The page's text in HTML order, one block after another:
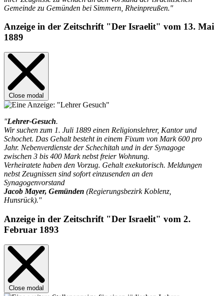
Gemeinde zu Gemünden bei Simmern, Rheinpreußen."
Anzeige in der Zeitschrift "Der Israelit" vom 13. Mai
1889
Close modal
"Lehrer-Gesuch.
Wir suchen zum 1. Juli 1889 einen Religionslehrer, Kantor und
Schochet. Das Gehalt besteht in einem Fixum von Mark 600 pro
Jahr. Nebenverdienste der Schechitah und in der Synagoge
zwischen 3 bis 400 Mark nebst freier Wohnung.
Verheiratete haben den Vorzug. Gehalt exekutorisch. Meldungen
nebst Zeugnissen sind sofort einzusenden an den
Synagogenvorstand
Jacob Mayer, Gemünden (Regierungsbezirk Koblenz,
Hunsrück)."
Anzeige in der Zeitschrift "Der Israelit" vom 2.
Februar 1893
Close modal